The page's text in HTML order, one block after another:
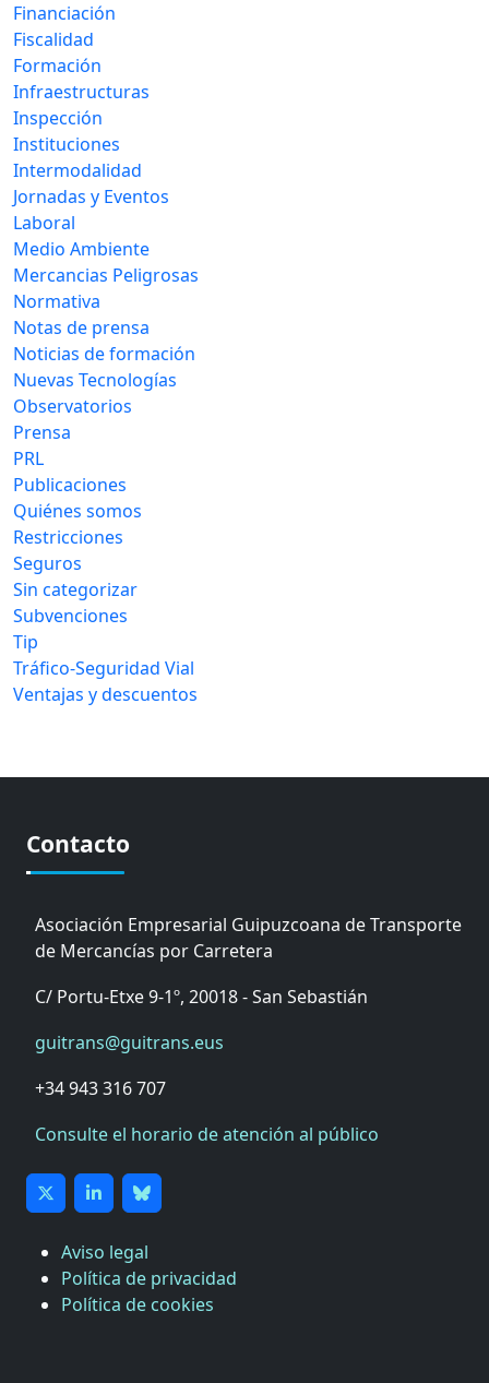
Financiación
Fiscalidad
Formación
Infraestructuras
Inspección
Instituciones
Intermodalidad
Jornadas y Eventos
Laboral
Medio Ambiente
Mercancias Peligrosas
Normativa
Notas de prensa
Noticias de formación
Nuevas Tecnologías
Observatorios
Prensa
PRL
Publicaciones
Quiénes somos
Restricciones
Seguros
Sin categorizar
Subvenciones
Tip
Tráfico-Seguridad Vial
Ventajas y descuentos
Contacto
Asociación Empresarial Guipuzcoana de Transporte
de Mercancías por Carretera
C/ Portu-Etxe 9-1º, 20018 - San Sebastián
guitrans@guitrans.eus
+34 943 316 707
Consulte el horario de atención al público
Aviso legal
Política de privacidad
Política de cookies